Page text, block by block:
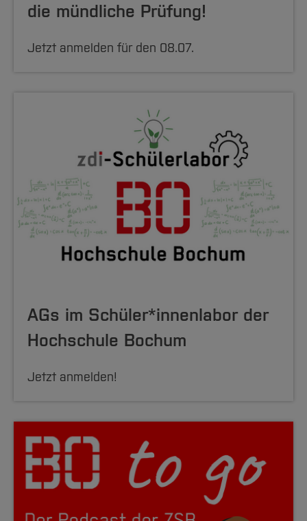
die mündliche Prüfung!
Jetzt anmelden für den 08.07.
AGs im Schüler*innenlabor der
Hochschule Bochum
Jetzt anmelden!